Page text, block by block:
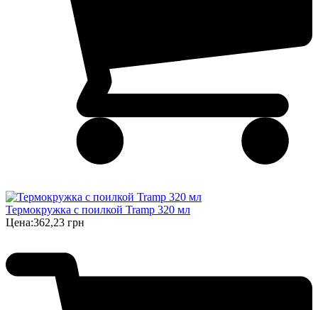
Термокружка с поилкой Tramp 320 мл
Цена:362,23 грн